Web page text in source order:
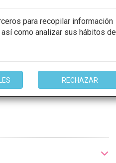
para recopilar información
como analizar sus hábitos de
RECHAZAR